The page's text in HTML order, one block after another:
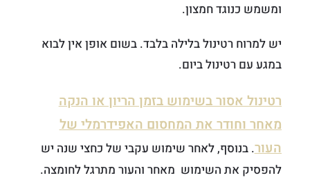
ומשמש כנוגד חמצון.
יש למרוח רטינול בלילה בלבד. בשום אופן אין לבוא
במגע עם רטינול ביום.
רטינול אסור בשימוש בזמן הריון או הנקה
מאחר וחודר את המחסום האפידרמלי של
העור. בנוסף, לאחר שימוש עקבי של כחצי שנה יש
להפסיק את השימוש מאחר והעור מתרגל לחומצה.